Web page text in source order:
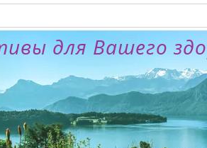
для Вашего